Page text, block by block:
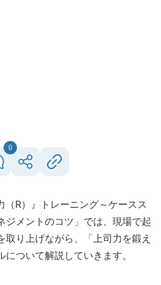
0
R）』トレーニング～ケースス
ジメントのコツ」では、現場で起
取り上げながら、「上司力を鍛え
ついて解説していきます。